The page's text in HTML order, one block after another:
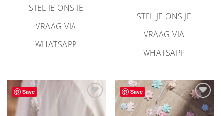
STEL JE ONS JE
VRAAG VIA
WHATSAPP
STEL JE ONS JE
VRAAG VIA
WHATSAPP
Save
Aan
verlanglijst
Save
Aan
verlanglijst